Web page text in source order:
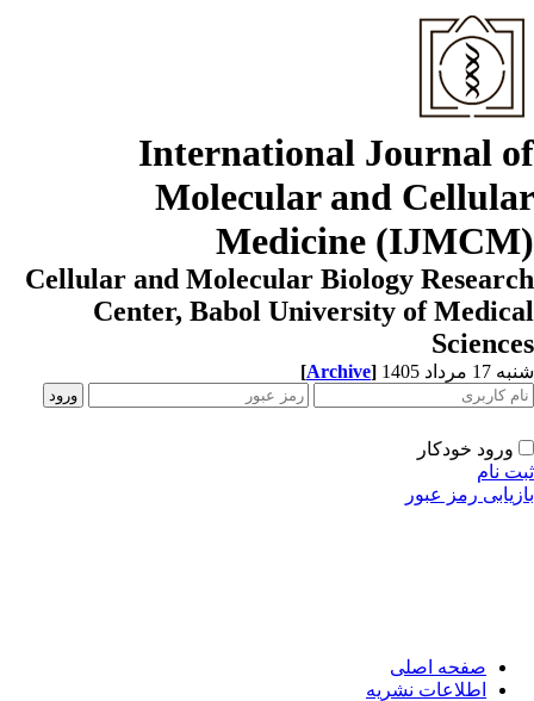
International Journal
Molecular and
Medicine
Cellular and Molecular Biology
Center, Babol University of
مرداد 1405 [Archive]
ورود خودکار
نام
رمز عبور
صفحه اصلی
اطلاعات نشریه